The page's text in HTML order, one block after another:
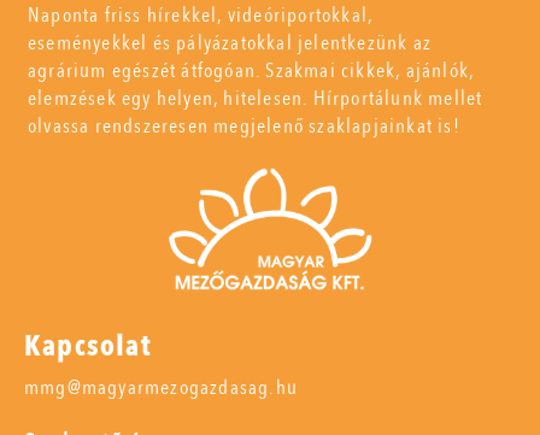
Naponta friss hírekkel, videóriportokkal,
eseményekkel és pályázatokkal jelentkezünk az
agrárium egészét átfogóan. Szakmai cikkek, ajánlók,
elemzések egy helyen, hitelesen. Hírportálunk mellet
olvassa rendszeresen megjelenő szaklapjainkat is!
Kapcsolat
mmg@magyarmezogazdasag.hu